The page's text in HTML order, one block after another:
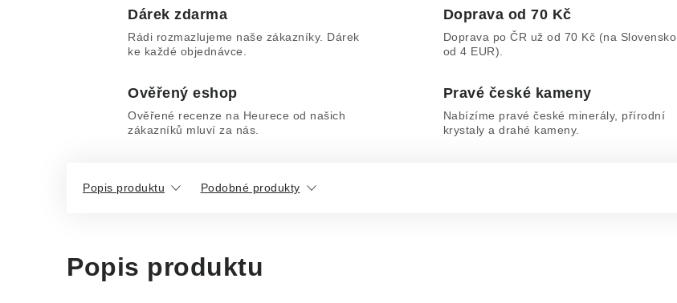
Dárek zdarma
Rádi rozmazlujeme naše zákazníky. Dárek
ke každé objednávce.
Doprava od 70 Kč
Doprava po ČR už od 70 Kč (na Slovensko
od 4 EUR).
Ověřený eshop
Ověřené recenze na Heurece od našich
zákazníků mluví za nás.
Pravé české kameny
Nabízíme pravé české minerály, přírodní
krystaly a drahé kameny.
Popis produktu Podobné produkty
Popis produktu